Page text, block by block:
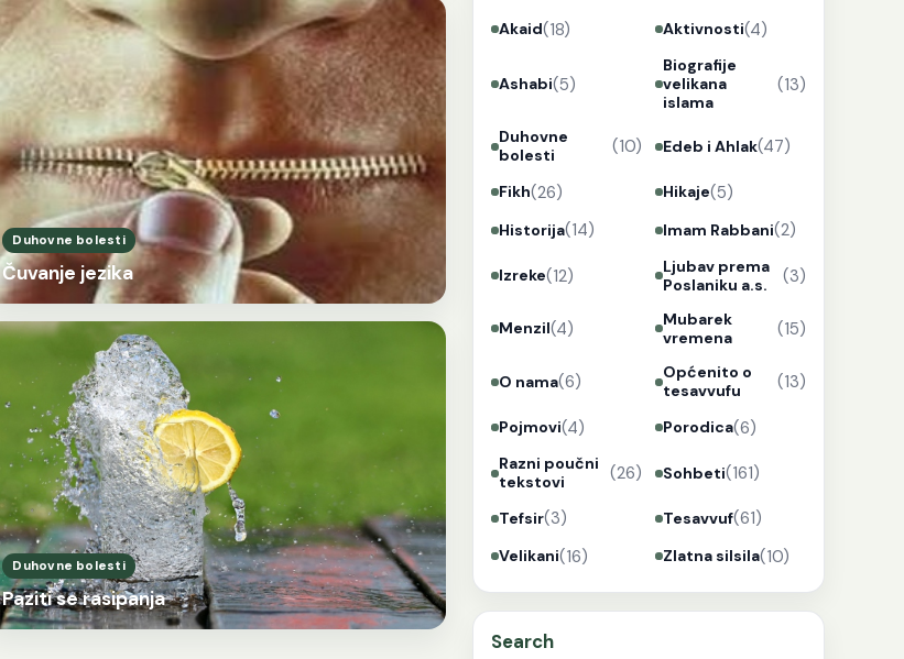
Duhovne bolesti
Čuvanje jezika
Duhovne bolesti
Paziti se rasipanja
Akaid(18) Aktivnosti(4)
Ashabi(5)
Biografije
velikana
islama
(13)
Duhovne
bolesti
(10) Edeb i Ahlak(47)
Fikh(26) Hikaje(5)
Historija(14) Imam Rabbani(2)
Izreke(12)
Ljubav prema
Poslaniku a.s.
(3)
Menzil(4)
Mubarek
vremena
(15)
O nama(6)
Općenito o
tesavvufu
(13)
Pojmovi(4) Porodica(6)
Razni poučni
tekstovi
(26) Sohbeti(161)
Tefsir(3) Tesavvuf(61)
Velikani(16) Zlatna silsila(10)
Search